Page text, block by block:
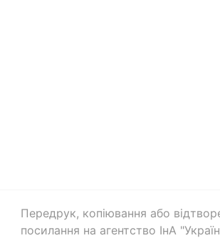
Передрук, копіювання або
посилання на агентство ІнА